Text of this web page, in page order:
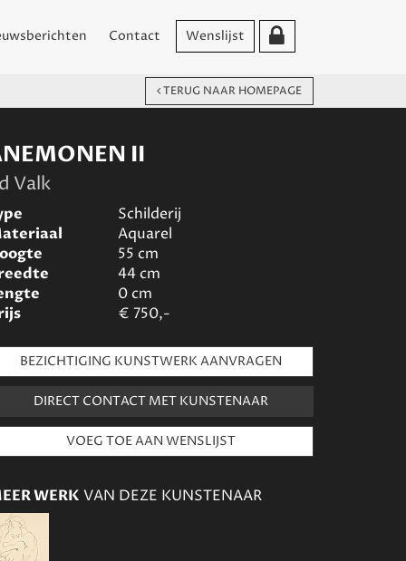
Contact Wenslijst
TERUG NAAR HOMEPAGE
II
Valk
Schilderij
Aquarel
55 cm
44cm
0cm
€ 750,-
BEZICHTIGING KUNSTWERK AANVRAGEN
DIRECT CONTACT MET KUNSTENAAR
WERK VAN DEZE KUNSTENAAR